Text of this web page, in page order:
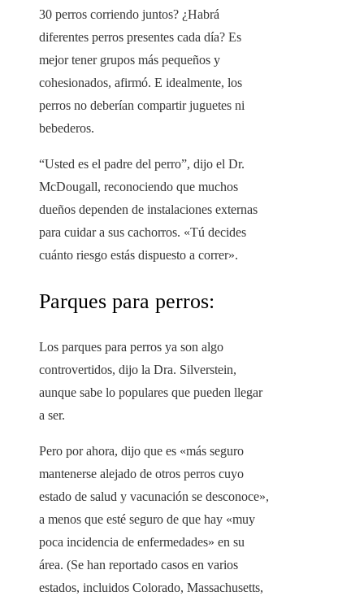
30 perros corriendo juntos? ¿Habrá
diferentes perros presentes cada día? Es
mejor tener grupos más pequeños y
cohesionados, afirmó. E idealmente, los
perros no deberían compartir juguetes ni
bebederos.
“Usted es el padre del perro”, dijo el Dr.
McDougall, reconociendo que muchos
dueños dependen de instalaciones externas
para cuidar a sus cachorros. «Tú decides
cuánto riesgo estás dispuesto a correr».
Parques para perros:
Los parques para perros ya son algo
controvertidos, dijo la Dra. Silverstein,
aunque sabe lo populares que pueden llegar
a ser.
Pero por ahora, dijo que es «más seguro
mantenerse alejado de otros perros cuyo
estado de salud y vacunación se desconoce»,
a menos que esté seguro de que hay «muy
poca incidencia de enfermedades» en su
área. (Se han reportado casos en varios
estados, incluidos Colorado, Massachusetts,